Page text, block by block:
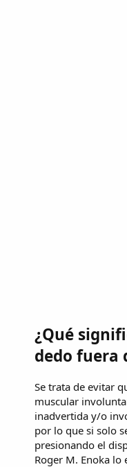
¿Qué
dedo fuera
Se trata de evitar
muscular
inadvertida y/o
por lo que si solo
presionando el
Roger M. Enoka lo